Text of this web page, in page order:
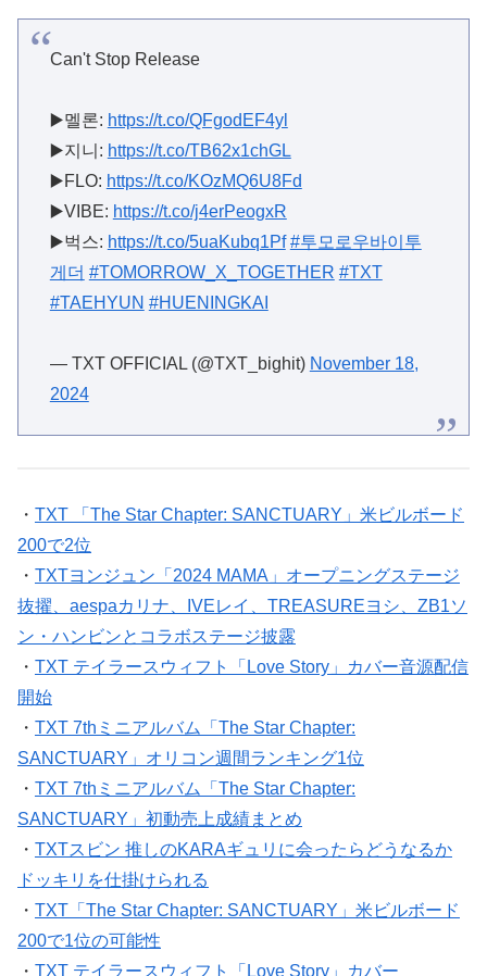
Can't Stop Release
▶️멜론:https://t.co/QFgodEF4yl
▶️지니:https://t.co/TB62x1chGL
▶️FLO:https://t.co/KOzMQ6U8Fd
▶️VIBE:https://t.co/j4erPeogxR
▶️벅스:https://t.co/5uaKubq1Pf #투모로우바이투
게더 #TOMORROW_X_TOGETHER #TXT
#TAEHYUN #HUENINGKAI
— TXT OFFICIAL (@TXT_bighit)November 18,
2024
TXT 「The Star Chapter: SANCTUARY」米ビルボード
200で2位
TXTヨンジュン「2024 MAMA」オープニングステージ
抜擢、aespaカリナ、IVEレイ、TREASUREヨシ、ZB1ソ
ン・ハンビンとコラボステージ披露
TXT テイラースウィフト「Love Story」カバー音源配信
開始
TXT 7thミニアルバム「The Star Chapter:
SANCTUARY」オリコン週間ランキング1位
TXT 7thミニアルバム「The Star Chapter:
SANCTUARY」初動売上成績まとめ
TXTスビン 推しのKARAギュリに会ったらどうなるか
ドッキリを仕掛けられる
TXT「The Star Chapter: SANCTUARY」米ビルボード
200で1位の可能性